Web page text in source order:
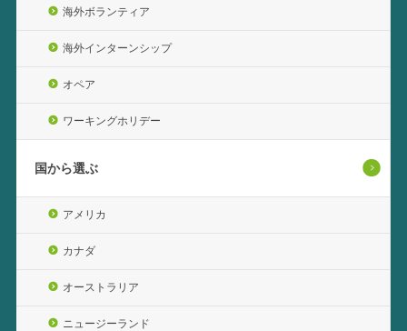
海外ボランティア
海外インターンシップ
オペア
ワーキングホリデー
国から選ぶ
アメリカ
カナダ
オーストラリア
ニュージーランド